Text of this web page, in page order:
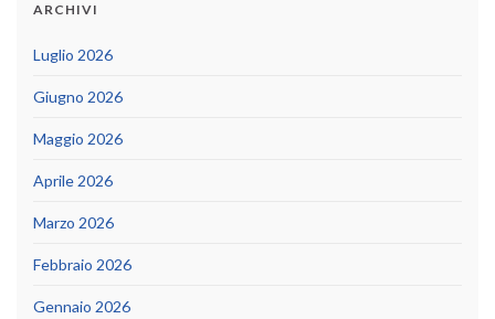
ARCHIVI
Luglio 2026
Giugno 2026
Maggio 2026
Aprile 2026
Marzo 2026
Febbraio 2026
Gennaio 2026